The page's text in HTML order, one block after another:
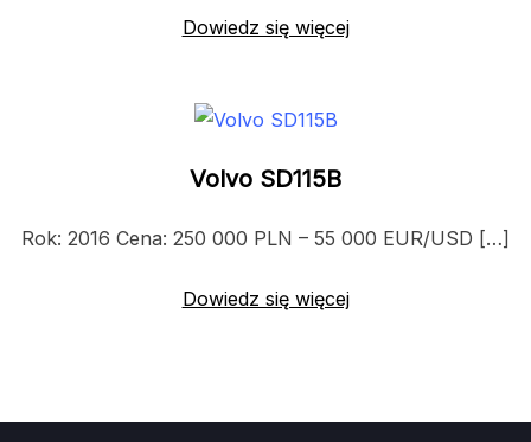
Dowiedz się więcej
Volvo SD115B
Rok: 2016 Cena: 250 000 PLN – 55 000 EUR/USD […]
Dowiedz się więcej